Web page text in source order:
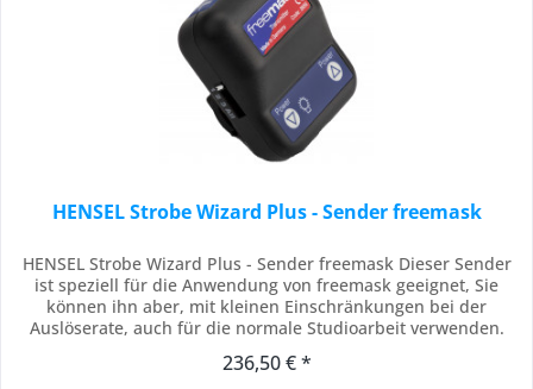
HENSEL Strobe Wizard Plus - Sender freemask
HENSEL Strobe Wizard Plus - Sender freemask Dieser Sender
ist speziell für die Anwendung von freemask geeignet, Sie
können ihn aber, mit kleinen Einschränkungen bei der
Auslöserate, auch für die normale Studioarbeit verwenden.
über die für freemask benötigten F-Kanäle für die
236,50 € *